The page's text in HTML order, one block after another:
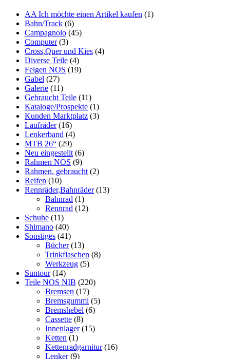
AA Ich möchte einen Artikel kaufen (1)
Bahn/Track (6)
Campagnolo (45)
Computer (3)
Cross,Quer und Kies (4)
Diverse Teile (4)
Felgen NOS (19)
Gabel (27)
Galerie (11)
Gebraucht Teile (11)
Kataloge/Prospekte (1)
Kunden Marktplatz (3)
Laufräder (16)
Lenkerband (4)
MTB 26“ (29)
Neu eingestellt (6)
Rahmen NOS (9)
Rahmen, gebraucht (2)
Reifen (10)
Rennräder,Bahnräder (13)
Bahnrad (1)
Rennrad (12)
Schuhe (11)
Shimano (40)
Sonstiges (41)
Bücher (13)
Trinkflaschen (8)
Werkzeug (5)
Suntour (14)
Teile NOS NIB (220)
Bremsen (17)
Bremsgummi (5)
Bremshebel (6)
Cassette (8)
Innenlager (15)
Ketten (1)
Kettenradgarnitur (16)
Lenker (9)